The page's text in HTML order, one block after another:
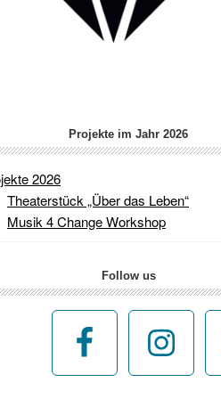
Projekte im Jahr 2026
2026
Theaterstück „Über das Leben“
Musik 4 Change Workshop
Follow us